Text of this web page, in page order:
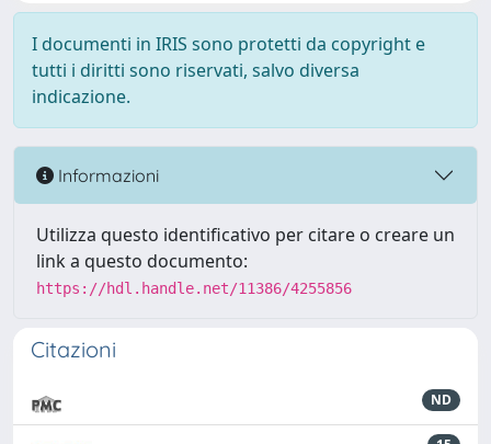
I documenti in IRIS sono protetti da copyright e
tutti i diritti sono riservati, salvo diversa
indicazione.
Informazioni
Utilizza questo identificativo per citare o creare un
link a questo documento:
https://hdl.handle.net/11386/4255856
Citazioni
ND